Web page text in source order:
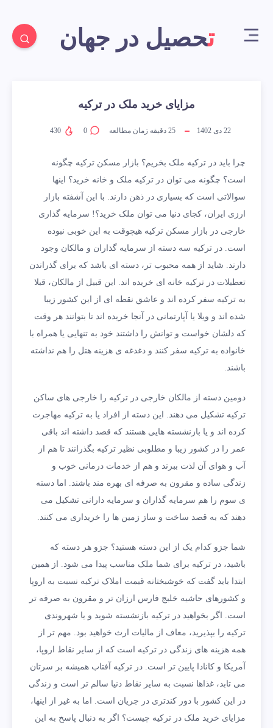
تحصیل در جهان
مزایای خرید ملک در ترکیه
22 دی 1402 25 دقیقه زمان مطالعه 0
430
چرا باید در ترکیه ملک بخریم؟ بازار مسکن ترکیه چگونه
است؟ چگونه می توان در ترکیه ملک و خانه خرید؟ اینها
سوالاتی است که بسیاری در ذهن دارند. با این آشفته بازار
ارزی ایران، کجای دنیا می توان ملک خرید؟! سرمایه گذاری
خارجی در بازار مسکن ترکیه هیچوقت به این خوبی نبوده
است. در ترکیه سه دسته از سرمایه گذاران و مالکان وجود
دارند. شاید از همه محبوب تر، دسته ای باشد که برای گذراندن
تعطیلات در ترکیه خانه ای خریده اند. این قبیل از مالکان، قبلا
به ترکیه سفر کرده اند و عاشق نقطه ای از این کشور زیبا
شده اند و ویلا یا آپارتمانی در آنجا خریده اند تا بتوانند هر وقت
که دلشان خواست و توانش را داشتند خود به تنهایی یا همراه با
خانواده به ترکیه سفر کنند و دغدغه ی هزینه هتل را هم نداشته
باشند.
دومین دسته از مالکان خارجی در ترکیه را خارجی های ساکن
ترکیه تشکیل می دهند. این دسته از افراد یا به ترکیه مهاجرت
کرده اند و یا بازنشسته هایی هستند که قصد داشته اند باقی
عمر را در کشور زیبا و مطلوبی نظیر ترکیه بگذرانند تا هم از
آب و هوای آن لذت ببرند و هم از خدمات درمانی خوب و
زندگی ساده و مقرون به صرفه ای بهره مند باشند. اما دسته
ی سوم را هم سرمایه گذاران و سرمایه دارانی تشکیل می
دهند که به قصد ساخت و ساز زمین ها را خریداری می کنند.
شما جزو کدام یک از این دسته هستید؟ جزو هر دسته که
باشید، در ترکیه برای شما ملک مناسب پیدا می شود. از همین
ابتدا باید گفت که خوشبختانه قیمت املاک ترکیه نسبت به اروپا
و کشورهای حاشیه خلیج فارس ارزان تر و مقرون به صرفه تر
است. اگر بخواهید در ترکیه بازنشسته شوید و یا شهروندی
ترکیه را بپذیرید، معاف از مالیات ارث خواهید بود. مهم تر از
همه هزینه های زندگی در ترکیه است که از سایر نقاط اروپا،
آمریکا و کانادا پایین تر است. در ترکیه آفتاب همیشه بر سرتان
می تابد، غذاها نسبت به سایر نقاط دنیا سالم تر است و زندگی
در این کشور با دور کندتری در جریان است. اما به غیر از اینها،
مزایای خرید ملک در ترکیه چیست؟ اگر به دنبال پاسخ به این